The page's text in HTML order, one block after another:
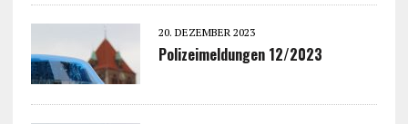
20. DEZEMBER 2023
Polizeimeldungen 12/2023